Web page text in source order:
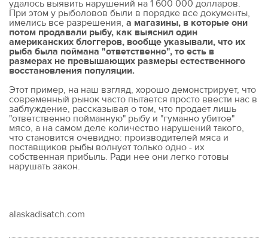
удалось выявить нарушений на 1 600 000 долларов.
При этом у рыболовов были в порядке все документы,
имелись все разрешения, а магазины, в которые они
потом продавали рыбу, как выяснил один
американских блоггеров, вообще указывали, что их
рыба была поймана "ответственно", то есть в
размерах не превышающих размеры естественного
восстановления популяции.
Этот пример, на наш взгляд, хорошо демонстрирует, что
современный рынок часто пытается просто ввести нас в
заблуждение, рассказывая о том, что продает лишь
"ответственно пойманную" рыбу и "гуманно убитое"
мясо, а на самом деле количество нарушений такого,
что становится очевидно: производителей мяса и
поставщиков рыбы волнует только одно - их
собственная прибыль. Ради нее они легко готовы
нарушать закон.
alaskadisatch.com